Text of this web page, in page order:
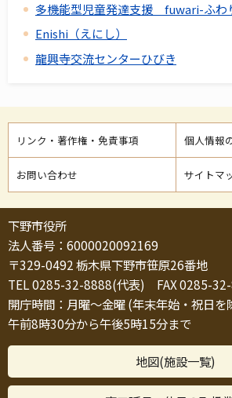
多機能型児童発達支援 fuwari-ふわ
Enishi（えにし）
龍興寺交流センターひびき
リンク・著作権・免責事項 個人情報
お問い合わせ サイトマ
下野市役所
法人番号：6000020092169
〒329-0492 栃木県下野市笹原26番地
TEL 0285-32-8888(代表) FAX 0285-
開庁時間：月曜～金曜 (年末年始・祝日を
午前8時30分から午後5時15分まで
地図(施設一覧)